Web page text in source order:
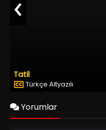
Tatil
Türkçe Altyazılı
Yorumlar